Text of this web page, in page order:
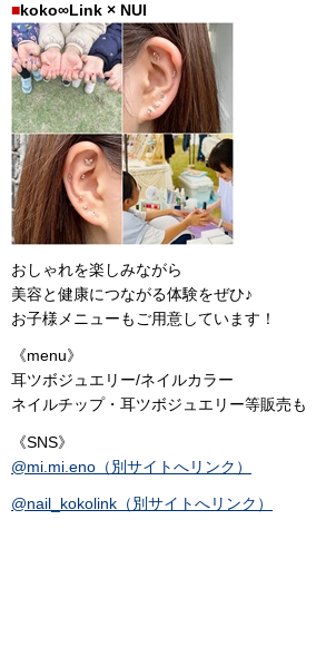
■koko∞Link × NUI
おしゃれを楽しみながら
美容と健康につながる体験をぜひ♪
お子様メニューもご用意しています！
《menu》
耳ツボジュエリー/ネイルカラー
ネイルチップ・耳ツボジュエリー等販売も
《SNS》
@mi.mi.eno（別サイトへリンク）
@nail_kokolink（別サイトへリンク）